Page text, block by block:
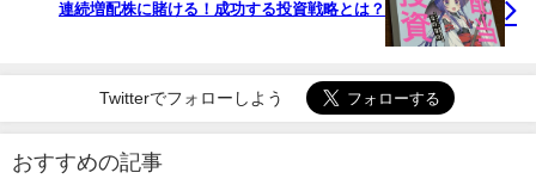
連続増配株に賭ける！成功する投資戦略とは？
Twitterでフォローしよう
おすすめの記事